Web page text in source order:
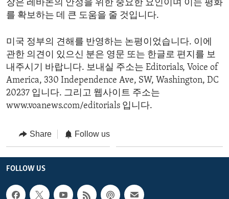
장은 레바논의 안정을 위한 중요한 요인이며 이는 평화
를 확보하는 데 큰 도움을 줄 것입니다.
미국 정부의 견해를 반영하는 논평이었습니다. 이에
관한 의견이 있으신 분은 영문 또는 한글로 편지를 보
내주시기 바랍니다. 보내실 주소는 Editorials, Voice of
America, 330 Independence Ave, SW, Washington, DC
20237 입니다. 그리고 웹사이트 주소는
www.voanews.com/editorials 입니다.
Share Follow us
FOLLOW US